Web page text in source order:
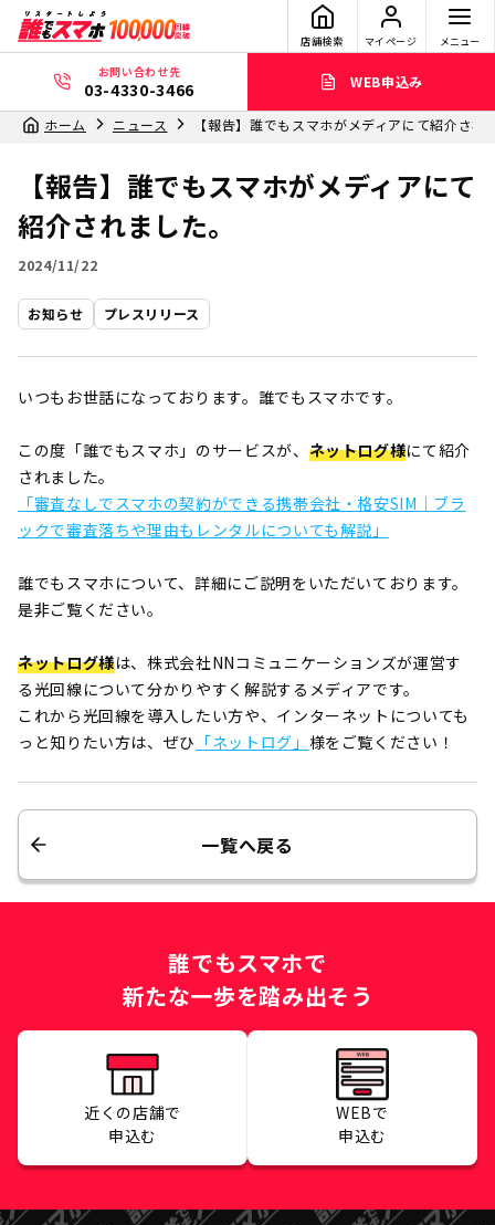
店舗検索 マイページ メニュー
お問い合わせ先
03-4330-3466 WEB申込み
ホーム ニュース 【報告】誰でもスマホがメディアにて紹介され
【報告】誰でもスマホがメディアにて
紹介されました。
2024/11/22
お知らせ プレスリリース
いつもお世話になっております。誰でもスマホです。
この度「誰でもスマホ」のサービスが、 ネットログ様にて紹介
されました。
「審査なしでスマホの契約ができる携帯会社・格安SIM｜ブラ
ックで審査落ちや理由もレンタルについても解説」
誰でもスマホについて、詳細にご説明をいただいております。
是非ご覧ください。
ネットログ様は、株式会社NNコミュニケーションズが運営す
る光回線について分かりやすく解説するメディアです。
これから光回線を導入したい方や、インターネットについても
っと知りたい方は、ぜひ 「ネットログ」 様をご覧ください！
一覧へ戻る
誰でもスマホで
新たな一歩を踏み出そう
近くの店舗で
申込む
WEBで
申込む